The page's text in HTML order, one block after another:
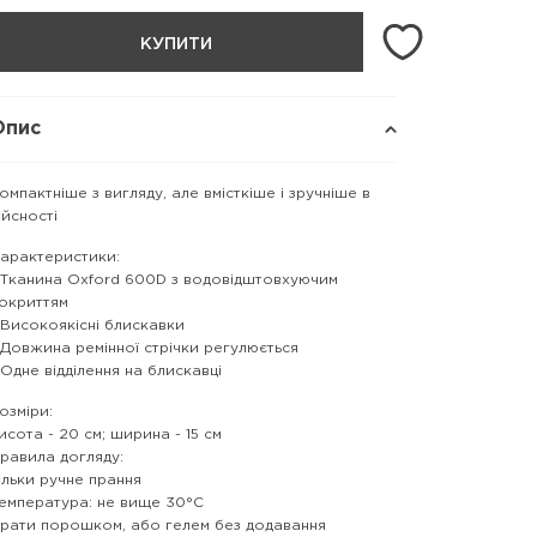
КУПИТИ
з вигляду, але вмісткіше і зручніше в
Oxford 600D з водовідштовхуючим
блискавки
ремінної стрічки регулюється
відділення на блискавці
- 20 см; ширина - 15 см
догляду:
ручне прання
не вище 30°С
порошком, або гелем без додавання